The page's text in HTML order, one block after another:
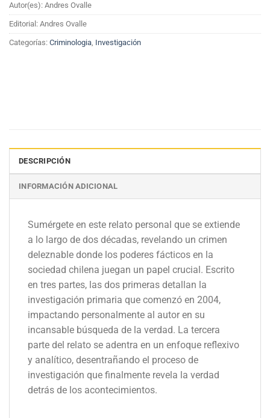
Autor(es): Andres Ovalle
Editorial: Andres Ovalle
Categorías: Criminologia, Investigación
DESCRIPCIÓN
INFORMACIÓN ADICIONAL
Sumérgete en este relato personal que se extiende
a lo largo de dos décadas, revelando un crimen
deleznable donde los poderes fácticos en la
sociedad chilena juegan un papel crucial. Escrito
en tres partes, las dos primeras detallan la
investigación primaria que comenzó en 2004,
impactando personalmente al autor en su
incansable búsqueda de la verdad. La tercera
parte del relato se adentra en un enfoque reflexivo
y analítico, desentrañando el proceso de
investigación que finalmente revela la verdad
detrás de los acontecimientos.